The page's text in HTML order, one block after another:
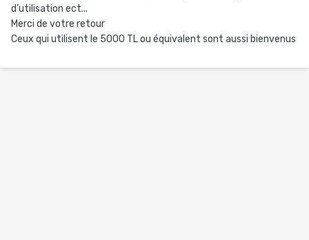
d’utilisation ect...
Merci de votre retour
Ceux qui utilisent le 5000 TL ou équivalent sont aussi bienvenus